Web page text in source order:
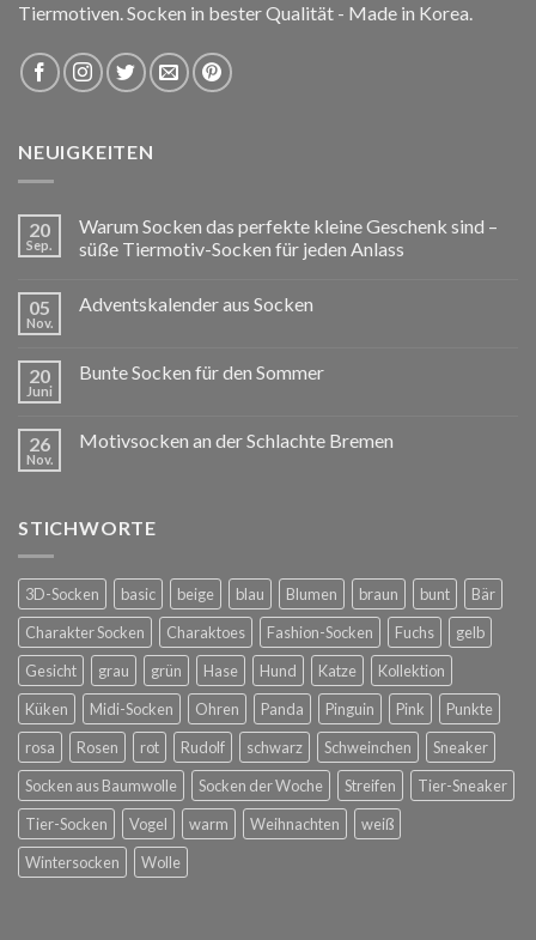
Tiermotiven. Socken in bester Qualität - Made in Korea.
NEUIGKEITEN
20
Sep.
Warum Socken das perfekte kleine Geschenk sind –
süße Tiermotiv-Socken für jeden Anlass
05
Nov.
Adventskalender aus Socken
20
Juni
Bunte Socken für den Sommer
26
Nov.
Motivsocken an der Schlachte Bremen
STICHWORTE
3D-Socken basic beige blau Blumen braun bunt
Bär
Charakter Socken
Charaktoes Fashion-Socken Fuchs
gelb
Gesicht
grau grün Hase Hund Katze
Kollektion
Küken
Midi-Socken Ohren Panda Pinguin Pink
Punkte
rosa
Rosen rot Rudolf schwarz Schweinchen
Sneaker
Socken aus Baumwolle
Socken der Woche Streifen
Tier-Sneaker
Tier-Socken
Vogel warm Weihnachten
weiß
Wintersocken
Wolle